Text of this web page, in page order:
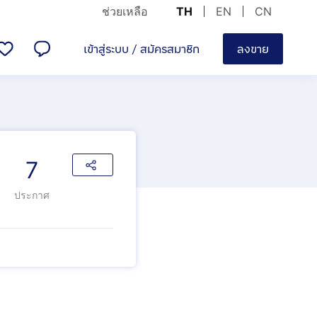
ช่วยเหลือ TH EN CN
เข้าสู่ระบบ / สมัครสมาชิก ลงขาย
7
ประกาศ